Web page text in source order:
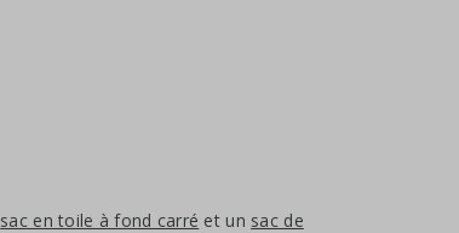
sac en toile à fond carré et un sac de